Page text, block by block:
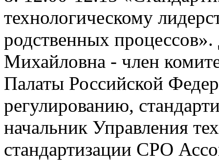
технологическому
родственных
Михайловна - член
Палаты Российской
регулированию,
начальник Управления
стандартизации СРО